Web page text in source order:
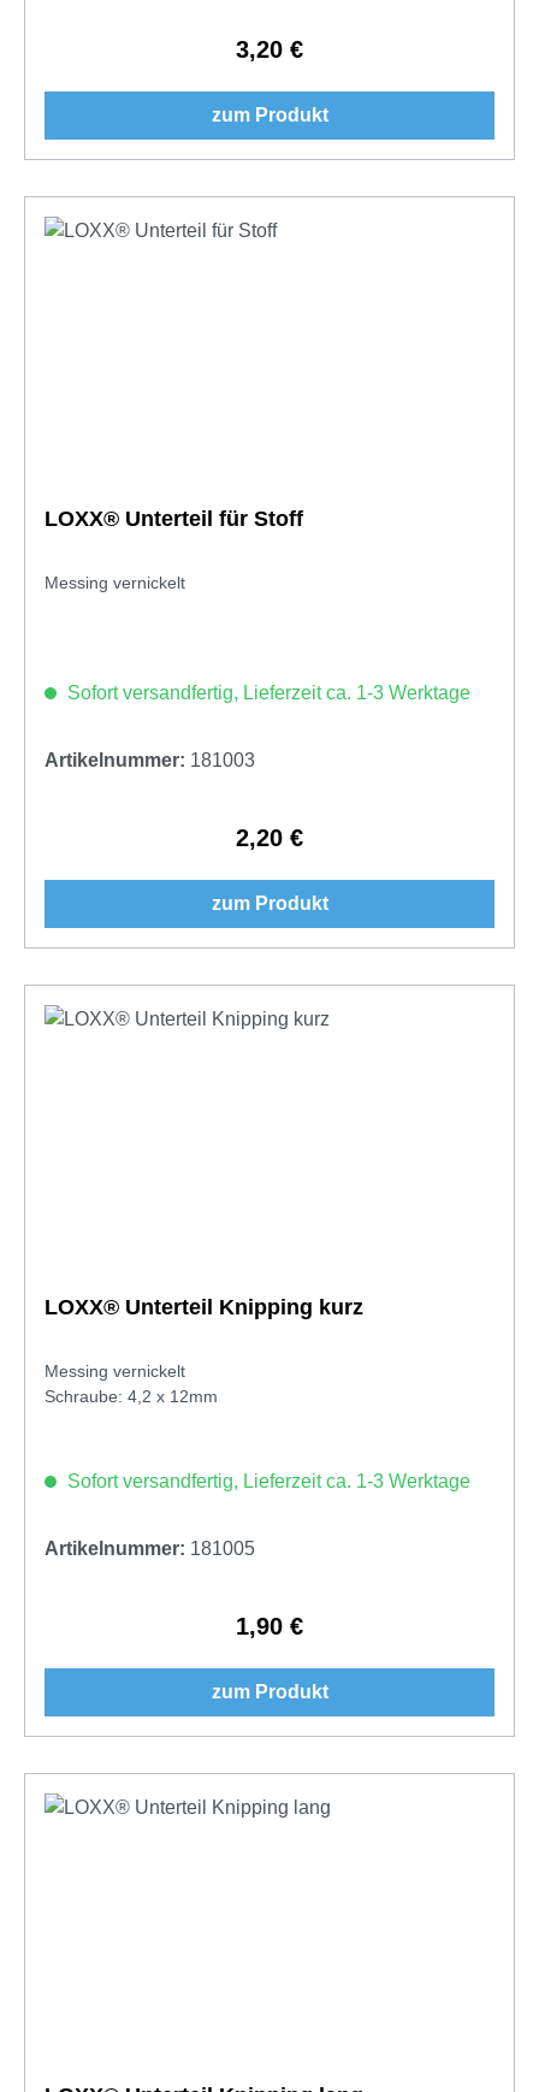
Regulärer Preis:
3,20 €
zum Produkt
LOXX® Unterteil für Stoff
Messing vernickelt
Sofort versandfertig, Lieferzeit ca. 1-3 Werktage
Artikelnummer: 181003
Regulärer Preis:
2,20 €
zum Produkt
LOXX® Unterteil Knipping kurz
Messing vernickelt
Schraube: 4,2 x 12mm
Sofort versandfertig, Lieferzeit ca. 1-3 Werktage
Artikelnummer: 181005
Regulärer Preis:
1,90 €
zum Produkt